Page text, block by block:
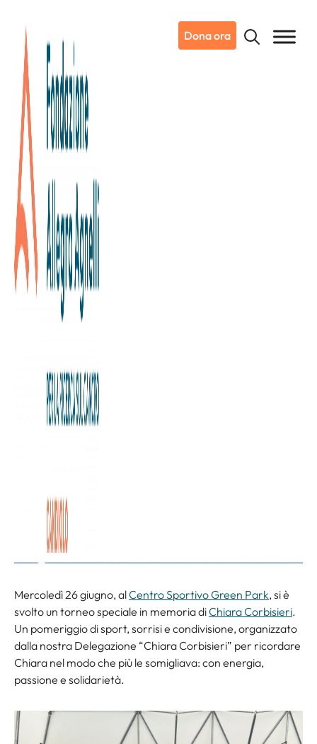
Dona ora
30/06/2025
Notizie da Candiolo
Insieme per Chiara: sport,
memoria e ricerca
Mercoledì 26 giugno, alCentro Sportivo Green Park, si è
svolto un torneo speciale in memoria diChiara Corbisieri.
Un pomeriggio di sport, sorrisi e condivisione, organizzato
dalla nostra Delegazione “Chiara Corbisieri” per ricordare
Chiara nel modo che più le somigliava: con energia,
passione e solidarietà.